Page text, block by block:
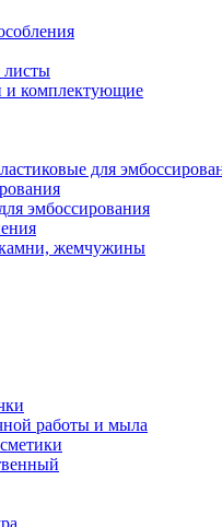
комплектующие
для
эмбоссирования
жемчужины
работы и мыла